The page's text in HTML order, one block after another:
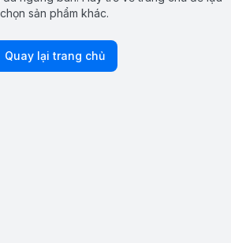
chọn sản phẩm khác.
Quay lại trang chủ